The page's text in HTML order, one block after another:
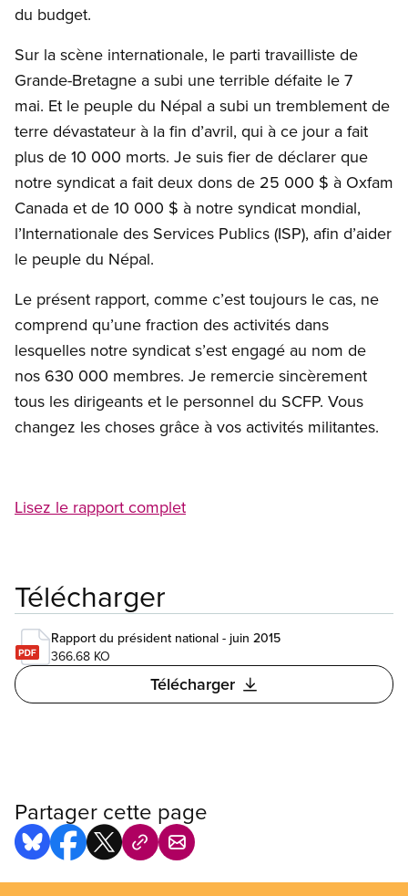
du budget.
Sur la scène internationale, le parti travailliste de
Grande-Bretagne a subi une terrible défaite le 7
mai. Et le peuple du Népal a subi un tremblement de
terre dévastateur à la fin d’avril, qui à ce jour a fait
plus de 10 000 morts. Je suis fier de déclarer que
notre syndicat a fait deux dons de 25 000 $ à Oxfam
Canada et de 10 000 $ à notre syndicat mondial,
l’Internationale des Services Publics (ISP), afin d’aider
le peuple du Népal.
Le présent rapport, comme c’est toujours le cas, ne
comprend qu’une fraction des activités dans
lesquelles notre syndicat s’est engagé au nom de
nos 630 000 membres. Je remercie sincèrement
tous les dirigeants et le personnel du SCFP. Vous
changez les choses grâce à vos activités militantes.
Lisez le rapport complet
Télécharger
Rapport du président national - juin 2015
366.68 KO
Télécharger
Partager cette page